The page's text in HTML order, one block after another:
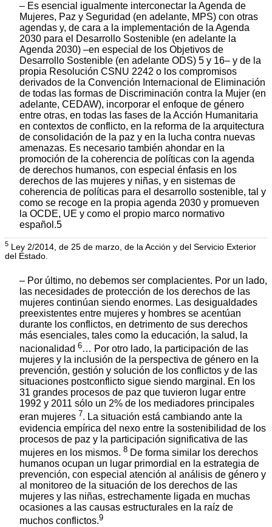
– Es esencial igualmente interconectar la Agenda de
Mujeres, Paz y Seguridad (en adelante, MPS) con otras
agendas y, de cara a la implementación de la Agenda
2030 para el Desarrollo Sostenible (en adelante la
Agenda 2030) –en especial de los Objetivos de
Desarrollo Sostenible (en adelante ODS) 5 y 16– y de la
propia Resolución CSNU 2242 o los compromisos
derivados de la Convención Internacional de Eliminación
de todas las formas de Discriminación contra la Mujer (en
adelante, CEDAW), incorporar el enfoque de género
entre otras, en todas las fases de la Acción Humanitaria
en contextos de conflicto, en la reforma de la arquitectura
de consolidación de la paz y en la lucha contra nuevas
amenazas. Es necesario también ahondar en la
promoción de la coherencia de políticas con la agenda
de derechos humanos, con especial énfasis en los
derechos de las mujeres y niñas, y en sistemas de
coherencia de políticas para el desarrollo sostenible, tal y
como se recoge en la propia agenda 2030 y promueven
la OCDE, UE y como el propio marco normativo
español.5
5 Ley 2/2014, de 25 de marzo, de la Acción y del Servicio Exterior
del Estado.
– Por último, no debemos ser complacientes. Por un lado,
las necesidades de protección de los derechos de las
mujeres continúan siendo enormes. Las desigualdades
preexistentes entre mujeres y hombres se acentúan
durante los conflictos, en detrimento de sus derechos
más esenciales, tales como la educación, la salud, la
nacionalidad 6… Por otro lado, la participación de las
mujeres y la inclusión de la perspectiva de género en la
prevención, gestión y solución de los conflictos y de las
situaciones postconflicto sigue siendo marginal. En los
31 grandes procesos de paz que tuvieron lugar entre
1992 y 2011 sólo un 2% de los mediadores principales
eran mujeres 7. La situación está cambiando ante la
evidencia empírica del nexo entre la sostenibilidad de los
procesos de paz y la participación significativa de las
mujeres en los mismos. 8 De forma similar los derechos
humanos ocupan un lugar primordial en la estrategia de
prevención, con especial atención al análisis de género y
al monitoreo de la situación de los derechos de las
mujeres y las niñas, estrechamente ligada en muchas
ocasiones a las causas estructurales en la raíz de
muchos conflictos.9